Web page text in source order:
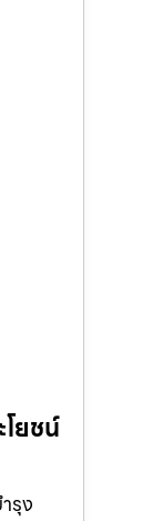
ยชน์
รุง